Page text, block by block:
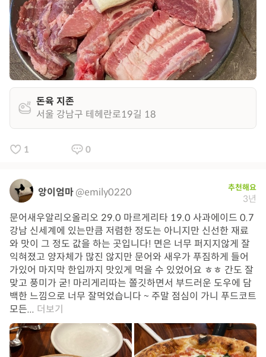
돈육 지존
서울 강남구 테헤란로19길 18
1 0
앙이엄마@emily0220 추천해요
3년
문어새우알리오올리오 29.0 마르게리타 19.0 사과에이드 0.7
강남 신세계에 있는만큼 저렴한 정도는 아니지만 신선한 재료
와 맛이 그 정도 값을 하는 곳입니다! 면은 너무 퍼지지않게 잘
익혀졌고 양자체가 많진 않지만 문어와 새우가 푸짐하게 들어
가있어 마지막 한입까지 맛있게 먹을 수 있었어요 ㅎㅎ 간도 잘
맞고 풍미가 굳! 마리게리따는 쫄깃하면서 부드러운 도우에 담
백한 느낌으로 너무 잘먹었습니다 ~ 주말 점심이 가니 푸드코트
모든... 더보기